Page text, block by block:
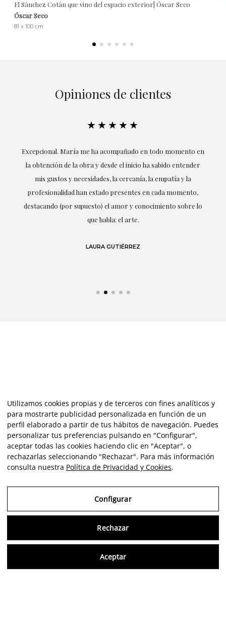
El Sánchez Cotán que vino del espacio exterior| Óscar Seco
Óscar Seco
81 x 100 cm
Opiniones de clientes
★★★★★
Excepcional. María me ha acompañado en todo momento en
la obtención de la obra y desde el inicio ha sabido entender
mis gustos y necesidades, la cercanía, la empatía y la
profesionalidad han estado presentes en cada momento,
destacando (por supuesto) el amor y conocimiento sobre lo
que habla: el arte.
LAURA GUTIÉRREZ
Utilizamos cookies propias y de terceros con fines analíticos y
para mostrarte publicidad personalizada en función de un
perfil elaborado a partir de tus hábitos de navegación. Puedes
personalizar tus preferencias pulsando en "Configurar",
aceptar todas las cookies haciendo clic en "Aceptar", o
rechazarlas seleccionando "Rechazar". Para más información
consulta nuestra Política de Privacidad y Cookies.
Configurar
Rechazar
Aceptar